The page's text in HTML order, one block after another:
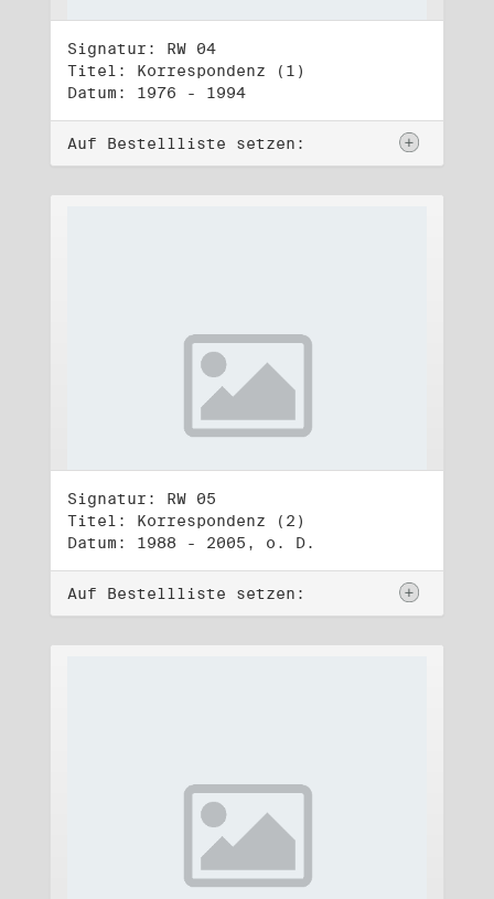
Signatur: RW 04
Titel: Korrespondenz (1)
Datum: 1976 - 1994
Auf Bestellliste setzen:
Signatur: RW 05
Titel: Korrespondenz (2)
Datum: 1988 - 2005, o. D.
Auf Bestellliste setzen: